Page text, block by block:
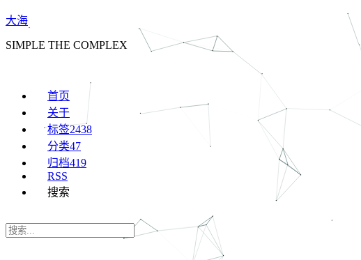
大海
SIMPLE THE COMPLEX
首页
关于
标签2438
分类47
归档419
RSS
搜索